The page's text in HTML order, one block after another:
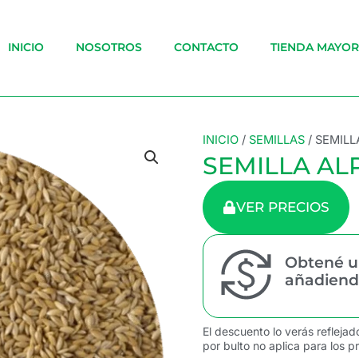
INICIO NOSOTROS CONTACTO TIENDA
INICIO / SEMILLAS /
SEMILLA
VER PRECIOS
Obtené
El descuento lo verás
por bulto no aplica para los